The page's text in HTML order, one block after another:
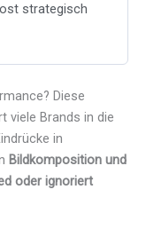
strategisch
Diese
viele Brands in die
in
Bildkomposition und
oder ignoriert